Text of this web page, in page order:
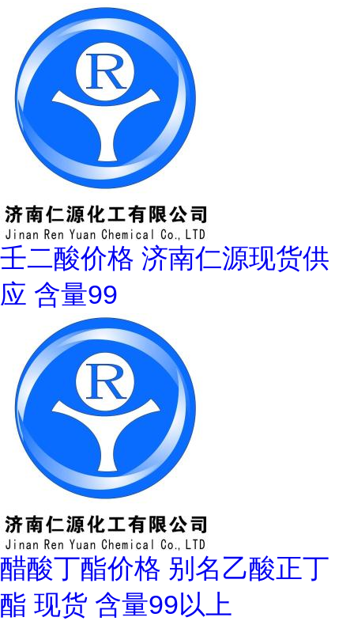
壬二酸价格 济南仁源现货供
应 含量99
醋酸丁酯价格 别名乙酸正丁
酯 现货 含量99以上